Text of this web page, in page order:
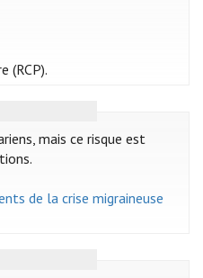
(RCP).
mais ce risque est
de la crise migraineuse